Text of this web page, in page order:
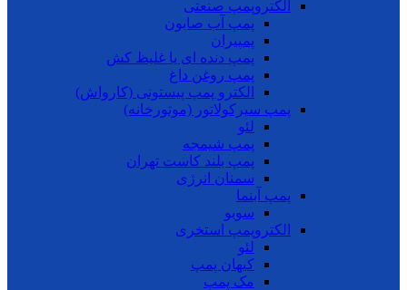
الکتروپمپ صنعتی
پمپ آب صابون
پمپیران
پمپ دنده ای یا غلیظ کش
پمپ روغن داغ
الکترو پمپ پیستونی (کارواش)
پمپ سیرکولاتور (موتورخانه)
لئو
پمپ شیمجه
پمپ بلند کاست تهران
سمنان انرژی
پمپ آبنما
سوبو
الکتروپمپ استخری
لئو
کیهان پمپ
مک پمپ